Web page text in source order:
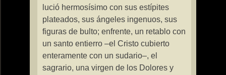
lució hermosísimo con sus estípites
plateados, sus ángeles ingenuos, sus
figuras de bulto; enfrente, un retablo con
un santo entierro –el Cristo cubierto
enteramente con un sudario–, el
sagrario, una virgen de los Dolores y